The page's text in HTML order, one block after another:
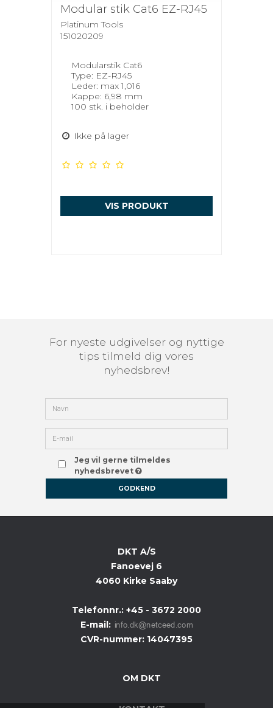
Modular stik Cat6 EZ-RJ45
Platinum Tools
151020209
Modularstik Cat6
Type: EZ-RJ45
Leder: max 1,016
Kappe: 6,98 mm
100 stk. i beholder
Ikke på lager
VIS PRODUKT
For nyeste udgivelser og nyttige
tips tilmeld dig vores
nyhedsbrev!
Jeg vil gerne tilmeldes
nyhedsbrevet
GODKEND
DKT A/S
Fanoevej 6
4060 Kirke Saaby
Telefonnr.: +45 - 3672 2000
E-mail:
CVR-nummer: 14047395
OM DKT